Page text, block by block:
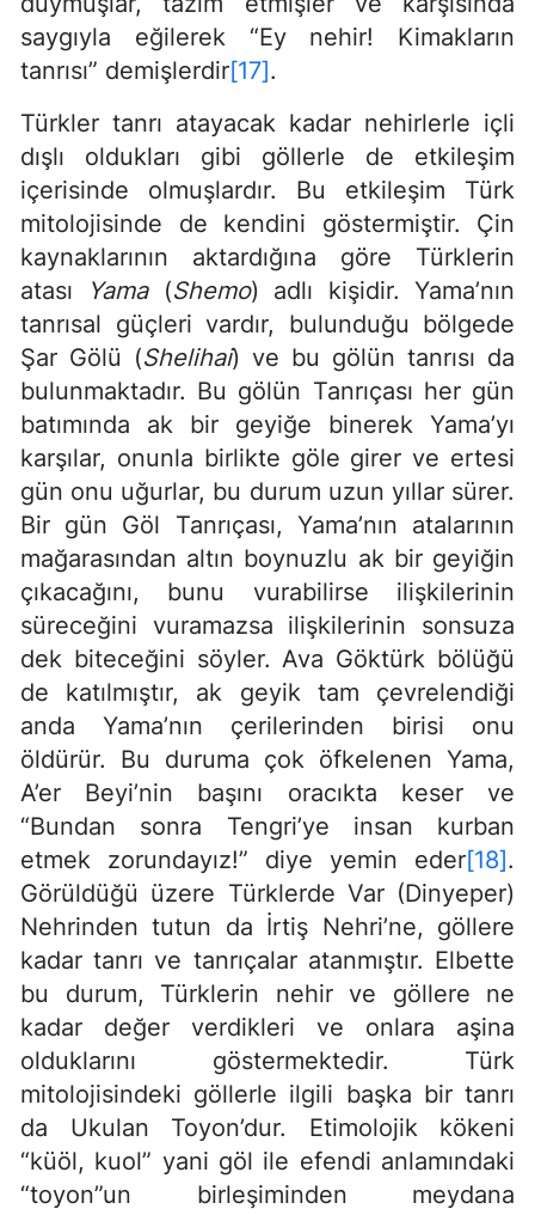
saygıyla eğilerek “Ey nehir! Kimakların
tanrısı” demişlerdir[17].
Türkler tanrı atayacak kadar nehirlerle içli
dışlı oldukları gibi göllerle de etkileşim
içerisinde olmuşlardır. Bu etkileşim Türk
mitolojisinde de kendini göstermiştir. Çin
kaynaklarının aktardığına göre Türklerin
atası
Yama (Shemo) adlı kişidir. Yama’nın
tanrısal güçleri vardır, bulunduğu bölgede
Şar Gölü (Shelihai) ve bu gölün tanrısı da
bulunmaktadır. Bu gölün Tanrıçası her gün
batımında ak bir geyiğe binerek Yama’yı
karşılar, onunla birlikte göle girer ve ertesi
gün onu uğurlar, bu durum uzun yıllar sürer.
Bir gün Göl Tanrıçası, Yama’nın atalarının
mağarasından altın boynuzlu ak bir geyiğin
çıkacağını, bunu vurabilirse ilişkilerinin
süreceğini vuramazsa ilişkilerinin sonsuza
dek biteceğini söyler. Ava Göktürk bölüğü
de katılmıştır, ak geyik tam çevrelendiği
anda Yama’nın çerilerinden birisi onu
öldürür. Bu duruma çok öfkelenen Yama,
A’er Beyi’nin başını oracıkta keser ve
“Bundan sonra Tengri’ye insan kurban
etmek zorundayız!” diye yemin eder[18].
Görüldüğü üzere Türklerde Var (Dinyeper)
Nehrinden tutun da İrtiş Nehri’ne, göllere
kadar tanrı ve tanrıçalar atanmıştır. Elbette
bu durum, Türklerin nehir ve göllere ne
kadar değer verdikleri ve onlara aşina
olduklarını göstermektedir. Türk
mitolojisindeki göllerle ilgili başka bir tanrı
da Ukulan Toyon’dur. Etimolojik kökeni
“küöl, kuol” yani göl ile efendi anlamındaki
“toyon”un birleşiminden meydana